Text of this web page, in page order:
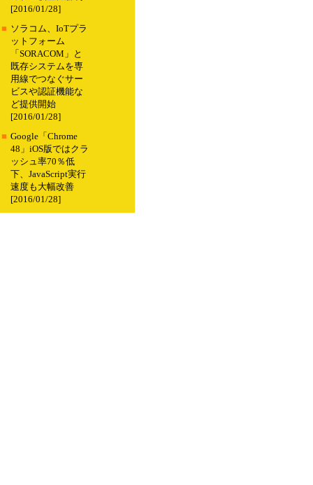
[2016/01/28]
■ ソラコム、IoTプラ
ットフォーム
「SORACOM」と
既存システムを専
用線でつなぐサー
ビスや認証機能な
ど提供開始
[2016/01/28]
■ Google「Chrome
48」iOS版ではクラ
ッシュ率70％低
下、JavaScript実行
速度も大幅改善
[2016/01/28]